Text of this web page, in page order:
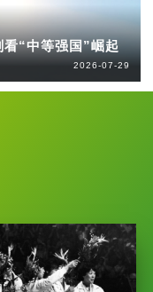
“中等强国”崛起
2026-07-29